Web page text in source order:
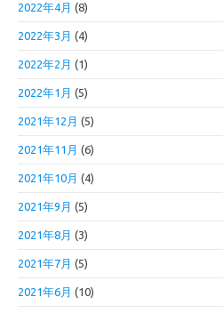
2022年4月 (8)
2022年3月 (4)
2022年2月 (1)
2022年1月 (5)
2021年12月 (5)
2021年11月 (6)
2021年10月 (4)
2021年9月 (5)
2021年8月 (3)
2021年7月 (5)
2021年6月 (10)